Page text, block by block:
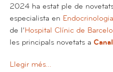
2024 ha estat ple de
especialista en Endocrinologia
de l’Hospital Clínic de
les principals novetats a
Llegir més…